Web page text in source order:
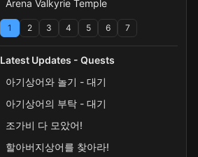
Arena Valkyrie Temple
1 2 3 4 5 6 7
Latest Updates - Quests
아기상어와 놀기 - 대기
아기상어의 부탁 - 대기
조가비 다 모았어!
할아버지상어를 찾아라!